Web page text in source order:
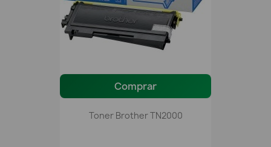
Comprar
Toner Brother TN2000